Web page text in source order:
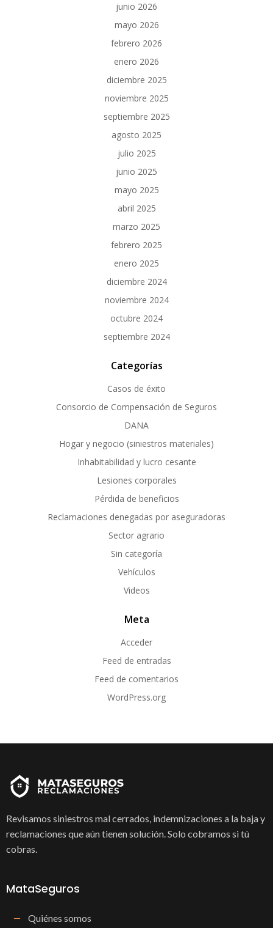
junio 2026
mayo 2026
febrero 2026
enero 2026
diciembre 2025
noviembre 2025
septiembre 2025
agosto 2025
julio 2025
junio 2025
mayo 2025
abril 2025
marzo 2025
febrero 2025
enero 2025
diciembre 2024
noviembre 2024
octubre 2024
septiembre 2024
Categorías
Casos de éxito
Consorcio de Compensación de Seguros
DANA
Hogar y negocio (siniestros materiales)
Inhabitabilidad y lucro cesante
Lesiones corporales
Pérdida de beneficios
Reclamaciones denegadas por aseguradoras
Sector agrario
Sin categoría
Vehículos
Videos
Meta
Acceder
Feed de entradas
Feed de comentarios
WordPress.org
Revisamos siniestros mal cerrados, indemnizaciones a la baja y
reclamaciones que aún tienen solución. Solo cobramos si tú
cobras.
MataSeguros
Quiénes somos